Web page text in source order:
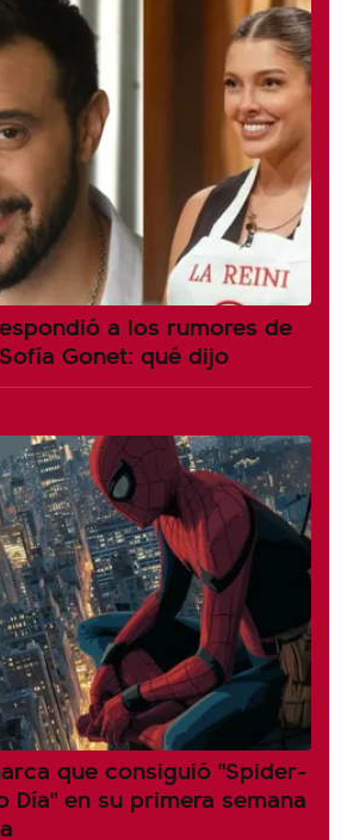
a los rumores de
Gonet: qué dijo
que consiguió "Spider-
Día" en su primera semana